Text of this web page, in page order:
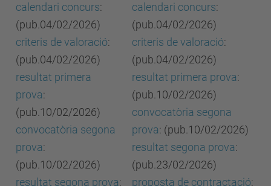
calendari concurs:
(pub.04/02/2026)
criteris de valoració:
(pub.04/02/2026)
resultat primera
prova:
(pub.10/02/2026)
convocatòria segona
prova:
(pub.10/02/2026)
resultat segona prova:
calendari concurs:
(pub.04/02/2026)
criteris de valoració:
(pub.04/02/2026)
resultat primera prova:
(pub.10/02/2026)
convocatòria segona
prova: (pub.10/02/2026)
resultat segona prova:
(pub.23/02/2026)
proposta de contractació: